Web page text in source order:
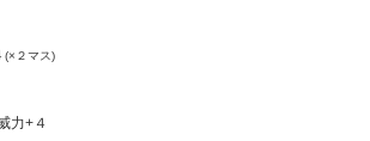
(×２マス)
力+４